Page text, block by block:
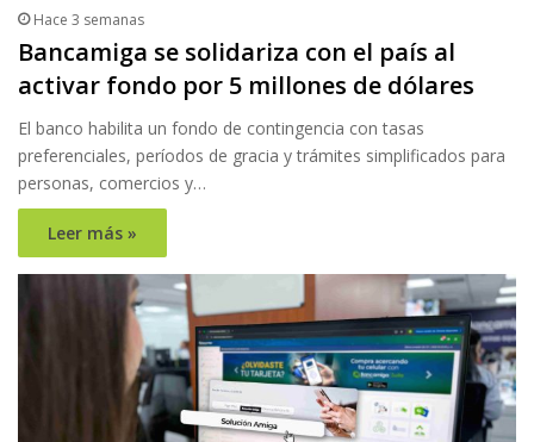
Hace 3 semanas
Bancamiga se solidariza con el país al
activar fondo por 5 millones de dólares
El banco habilita un fondo de contingencia con tasas
preferenciales, períodos de gracia y trámites simplificados para
personas, comercios y…
Leer más »